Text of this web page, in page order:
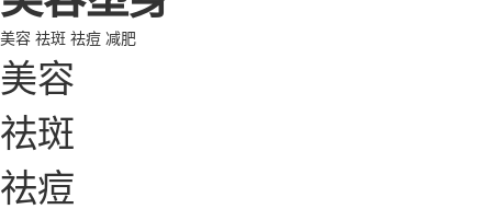
美容 祛斑 祛痘 减肥
美容
祛斑
祛痘